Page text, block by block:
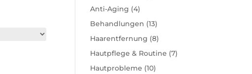
Anti-Aging (4)
Behandlungen (13)
Haarentfernung (8)
Hautpflege & Routine (7)
Hautprobleme (10)